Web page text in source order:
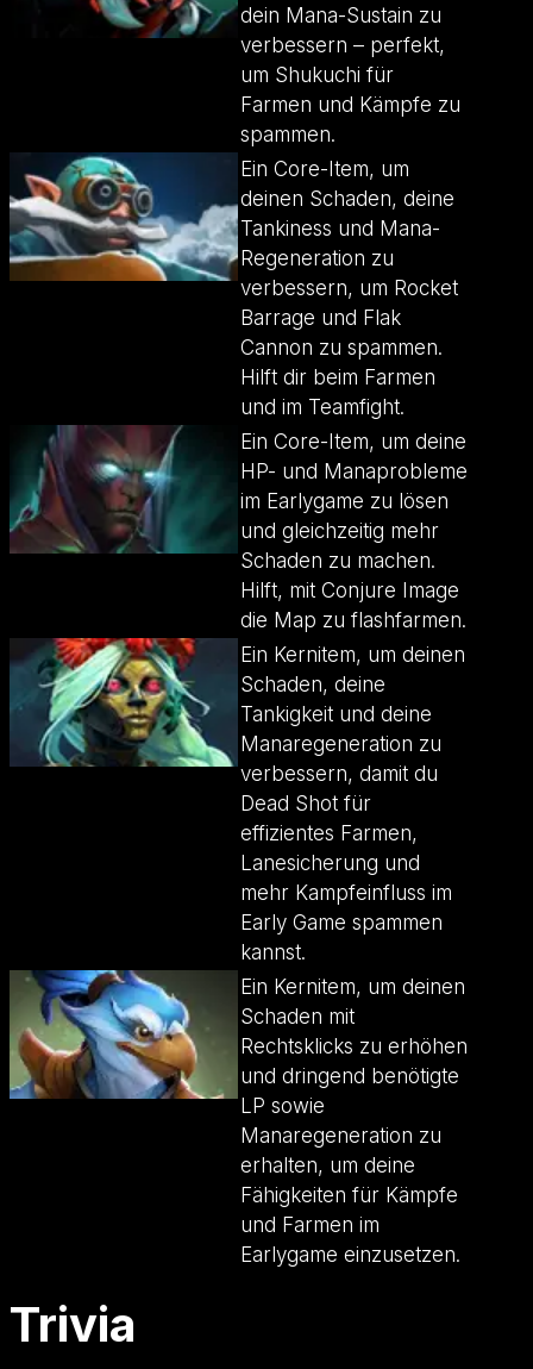
dein Mana-Sustain zu
verbessern – perfekt,
um Shukuchi für
Farmen und Kämpfe zu
spammen.
Ein Core-Item, um
deinen Schaden, deine
Tankiness und Mana-
Regeneration zu
verbessern, um Rocket
Barrage und Flak
Cannon zu spammen.
Hilft dir beim Farmen
und im Teamfight.
Ein Core-Item, um deine
HP- und Manaprobleme
im Earlygame zu lösen
und gleichzeitig mehr
Schaden zu machen.
Hilft, mit Conjure Image
die Map zu flashfarmen.
Ein Kernitem, um deinen
Schaden, deine
Tankigkeit und deine
Manaregeneration zu
verbessern, damit du
Dead Shot für
effizientes Farmen,
Lanesicherung und
mehr Kampfeinfluss im
Early Game spammen
kannst.
Ein Kernitem, um deinen
Schaden mit
Rechtsklicks zu erhöhen
und dringend benötigte
LP sowie
Manaregeneration zu
erhalten, um deine
Fähigkeiten für Kämpfe
und Farmen im
Earlygame einzusetzen.
Trivia